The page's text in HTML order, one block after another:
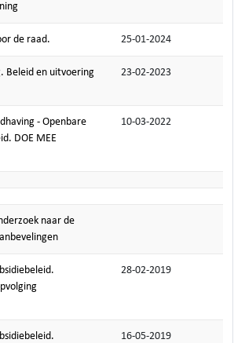
de raad. 25-01-2024
Beleid en uitvoering
23-02-2023
- Openbare
DOE MEE
10-03-2022
naar de
28-02-2019
16-05-2019